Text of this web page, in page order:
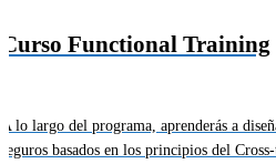
Curso Functional Training
A lo largo del programa, aprenderás a
seguros basados en los principios del